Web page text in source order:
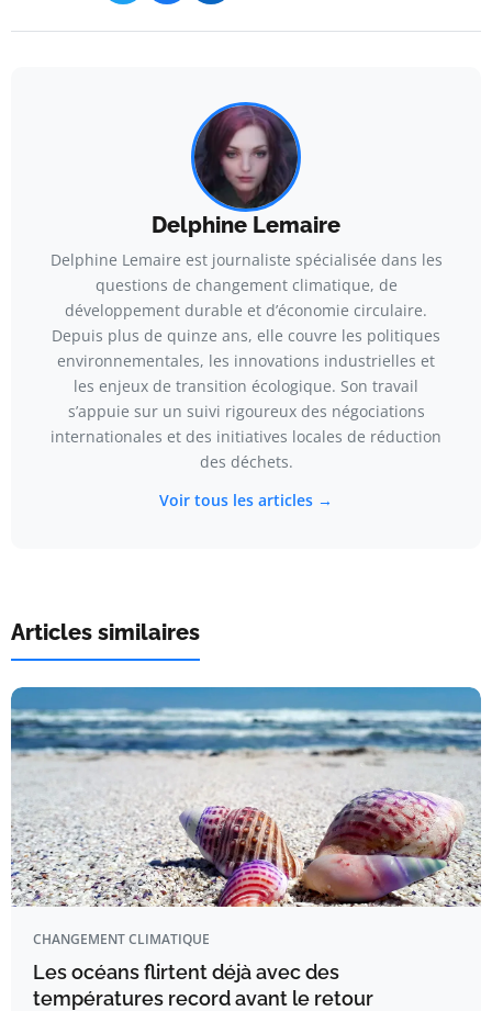
Delphine Lemaire
Delphine Lemaire est journaliste spécialisée dans les
questions de changement climatique, de
développement durable et d’économie circulaire.
Depuis plus de quinze ans, elle couvre les politiques
environnementales, les innovations industrielles et
les enjeux de transition écologique. Son travail
s’appuie sur un suivi rigoureux des négociations
internationales et des initiatives locales de réduction
des déchets.
Voir tous les articles →
Articles similaires
CHANGEMENT CLIMATIQUE
Les océans flirtent déjà avec des
températures record avant le retour